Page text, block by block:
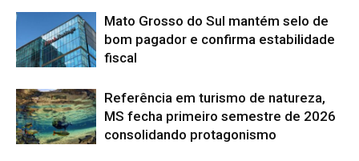
Mato Grosso do Sul mantém selo de
bom pagador e confirma estabilidade
fiscal
Referência em turismo de natureza,
MS fecha primeiro semestre de 2026
consolidando protagonismo